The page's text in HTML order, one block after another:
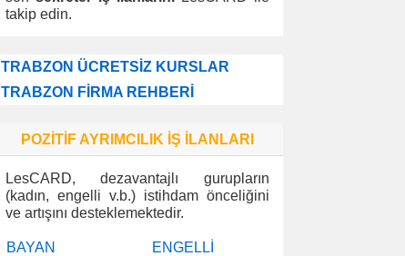
takip edin.
TRABZON ÜCRETSİZ KURSLAR
TRABZON FİRMA REHBERİ
POZİTİF AYRIMCILIK İŞ İLANLARI
LesCARD, dezavantajlı gurupların
(kadın, engelli v.b.) istihdam önceliğini
ve artışını desteklemektedir.
BAYAN ENGELLİ